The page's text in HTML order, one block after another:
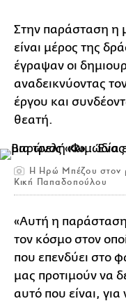
Στην παράσταση η
είναι μέρος της
έγραψαν οι
αναδεικνύοντας
έργου και
θεατή.
Η Ηρώ Μπέζου στον
Κική Παπαδοπούλου
«Αυτή η παράσταση
τον κόσμο στον
που επενδύει στο
μας προτιμούν να
αυτό που είναι,